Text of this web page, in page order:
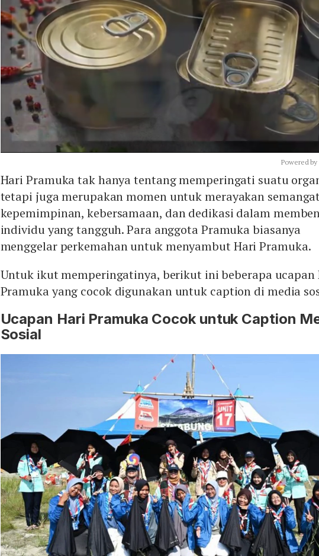
Mute
Powered by
Hari Pramuka tak hanya tentang memperingati suatu
tetapi juga merupakan momen untuk merayakan
kepemimpinan, kebersamaan, dan dedikasi dalam
individu yang tangguh. Para anggota Pramuka biasanya
menggelar perkemahan untuk menyambut Hari Pramuka.
Untuk ikut memperingatinya, berikut ini beberapa ucapan
Pramuka yang cocok digunakan untuk caption di media
Ucapan Hari Pramuka Cocok untuk Caption
Sosial